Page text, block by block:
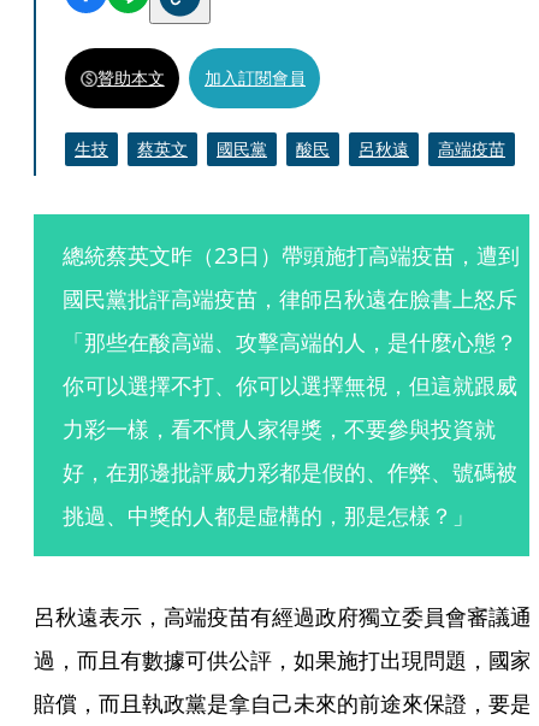
贊助本文 加入訂閱會員
生技 蔡英文 國民黨 酸民 呂秋遠 高端疫苗
總統蔡英文昨（23日）帶頭施打高端疫苗，遭到
國民黨批評高端疫苗，律師呂秋遠在臉書上怒斥
「那些在酸高端、攻擊高端的人，是什麼心態？
你可以選擇不打、你可以選擇無視，但這就跟威
力彩一樣，看不慣人家得獎，不要參與投資就
好，在那邊批評威力彩都是假的、作弊、號碼被
挑過、中獎的人都是虛構的，那是怎樣？」
呂秋遠表示，高端疫苗有經過政府獨立委員會審議通
過，而且有數據可供公評，如果施打出現問題，國家
賠償，而且執政黨是拿自己未來的前途來保證，要是